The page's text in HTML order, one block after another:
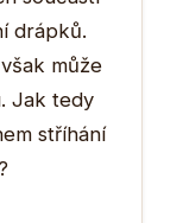
drápků.
může
Jak tedy
stříhání